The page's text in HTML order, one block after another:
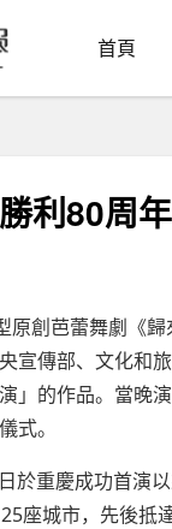
首頁
利80周
原創芭蕾舞劇《
宣傳部、文化和
」的作品。當晚
式。
於重慶成功首演
座城市，先後抵